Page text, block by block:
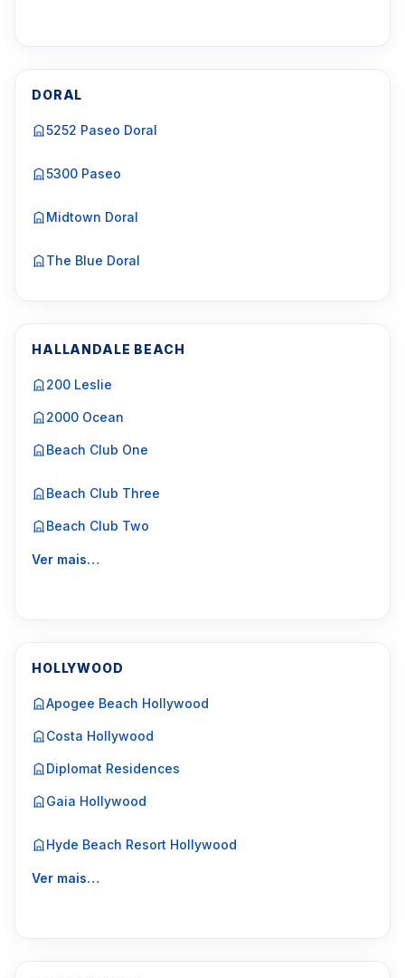
DORAL
5252 Paseo Doral
5300 Paseo
Midtown Doral
The Blue Doral
HALLANDALE BEACH
200 Leslie
2000 Ocean
Beach Club One
Beach Club Three
Beach Club Two
Ver mais…
HOLLYWOOD
Apogee Beach Hollywood
Costa Hollywood
Diplomat Residences
Gaia Hollywood
Hyde Beach Resort Hollywood
Ver mais…